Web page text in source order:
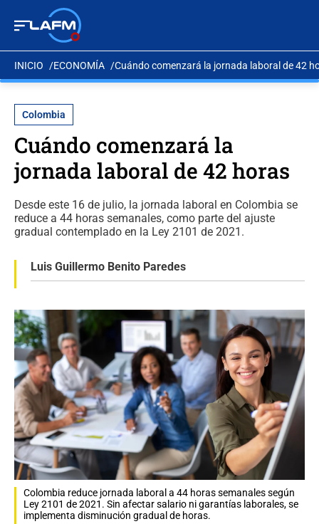
INICIO ECONOMÍA Cuándo comenzará la jornada laboral de 42
Colombia
Cuándo comenzará la
jornada laboral de 42 horas
Desde este 16 de julio, la jornada laboral en Colombia se
reduce a 44 horas semanales, como parte del ajuste
gradual contemplado en la Ley 2101 de 2021.
Luis Guillermo Benito Paredes
Colombia reduce jornada laboral a 44 horas semanales según
Ley 2101 de 2021. Sin afectar salario ni garantías laborales, se
implementa disminución gradual de horas.